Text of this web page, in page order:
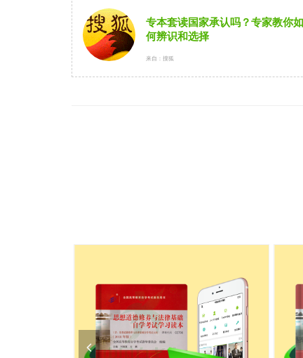
专本套读国家承认吗？专家教你如
何辨识和选择
来自：搜狐